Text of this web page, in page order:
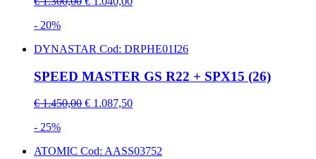
- 20%
DYNASTAR Cod: DRPHE01I26
SPEED MASTER GS R22 + SPX15 (26)
€ 1.450,00 € 1.087,50
- 25%
ATOMIC Cod: AASS03752